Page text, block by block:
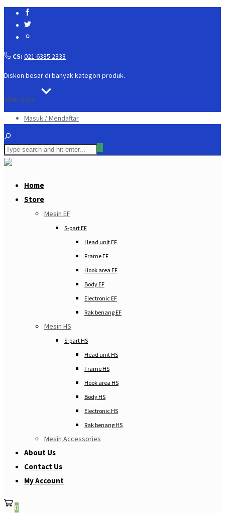
CS: 021 6385 2333
Diskon besar di banyak kategori produk.
Akun Saya
Masuk / Mendaftar
Home
Store
Mesin EF
S-part EF
Head unit EF
Frame EF
Hook area EF
Body EF
Electronic EF
Rak benang EF
Mesin HS
S-part HS
Head unit HS
Frame HS
Hook area HS
Body HS
Electronic HS
Rak benang HS
Mesin Accessories
About Us
Contact Us
My Account
0